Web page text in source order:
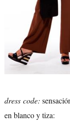
dress code:
en blanco y tiza: